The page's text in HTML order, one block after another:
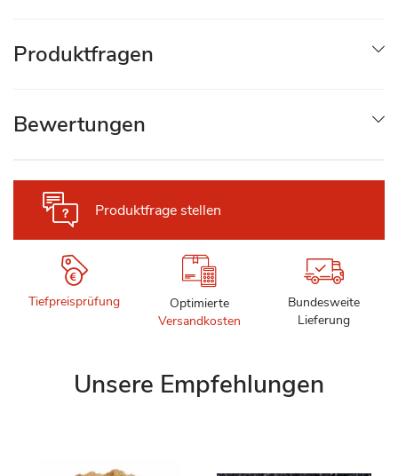
Produktfrage stellen
Tiefpreisprüfung
Optimierte
Versandkosten
Bundesweite
Lieferung
Produktfragen
Bewertungen
Unsere Empfehlungen